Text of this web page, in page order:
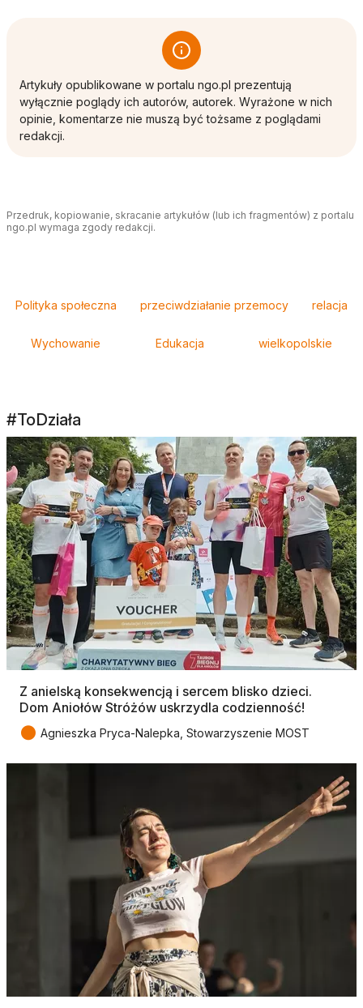
Artykuły opublikowane w portalu ngo.pl prezentują
wyłącznie poglądy ich autorów, autorek. Wyrażone w nich
opinie, komentarze nie muszą być tożsame z poglądami
redakcji.
Przedruk, kopiowanie, skracanie artykułów (lub ich fragmentów) z portalu
ngo.pl wymaga zgody redakcji.
Polityka społeczna przeciwdziałanie przemocy relacja
Wychowanie Edukacja wielkopolskie
#ToDziała
Z anielską konsekwencją i sercem blisko dzieci.
Dom Aniołów Stróżów uskrzydla codzienność!
● Agnieszka Pryca-Nalepka, Stowarzyszenie MOST